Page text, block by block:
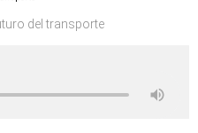
del transporte